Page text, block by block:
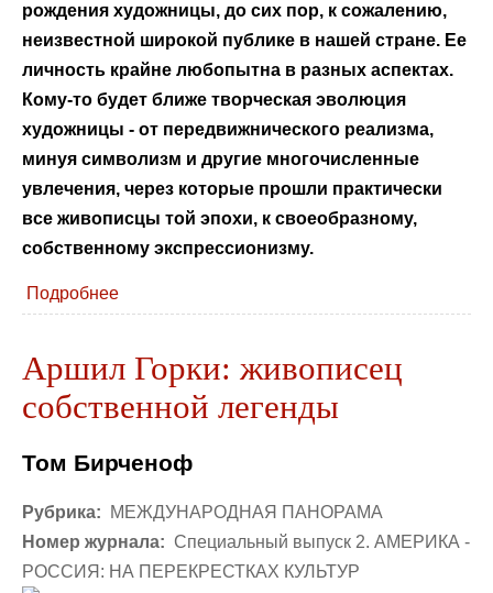
рождения художницы, до сих пор, к сожалению,
неизвестной широкой публике в нашей стране. Ее
личность крайне любопытна в разных аспектах.
Кому-то будет ближе творческая эволюция
художницы - от передвижнического реализма,
минуя символизм и другие многочисленные
увлечения, через которые прошли практически
все живописцы той эпохи, к своеобразному,
собственному экспрессионизму.
Подробнее
Аршил Горки: живописец
собственной легенды
Том Бирченоф
Рубрика:
МЕЖДУНАРОДНАЯ ПАНОРАМА
Номер журнала: Специальный выпуск 2. АМЕРИКА -
РОССИЯ: НА ПЕРЕКРЕСТКАХ КУЛЬТУР